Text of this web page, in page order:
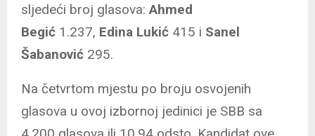
sljedeći broj glasova:Ahmed
Begić 1.237, Edina Lukić 415 i Sanel
Šabanović 295.
Na četvrtom mjestu po broju osvojenih
glasova u ovoj izbornoj jedinici je SBB sa